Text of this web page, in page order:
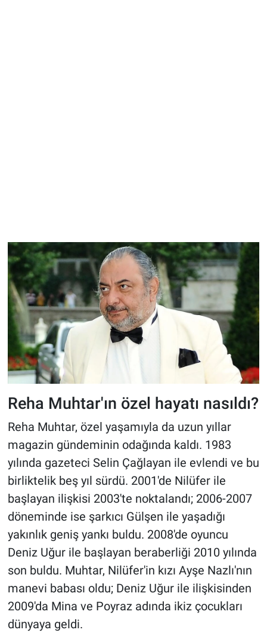
Reha Muhtar'ın özel hayatı nasıldı?
Reha Muhtar, özel yaşamıyla da uzun yıllar
magazin gündeminin odağında kaldı. 1983
yılında gazeteci Selin Çağlayan ile evlendi ve bu
birliktelik beş yıl sürdü. 2001'de Nilüfer ile
başlayan ilişkisi 2003'te noktalandı; 2006-2007
döneminde ise şarkıcı Gülşen ile yaşadığı
yakınlık geniş yankı buldu. 2008'de oyuncu
Deniz Uğur ile başlayan beraberliği 2010 yılında
son buldu. Muhtar, Nilüfer'in kızı Ayşe Nazlı'nın
manevi babası oldu; Deniz Uğur ile ilişkisinden
2009'da Mina ve Poyraz adında ikiz çocukları
dünyaya geldi.